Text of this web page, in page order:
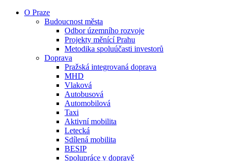
O Praze
Budoucnost města
Odbor územního rozvoje
Projekty měnící Prahu
Metodika spoluúčasti investorů
Doprava
Pražská integrovaná doprava
MHD
Vlaková
Autobusová
Automobilová
Taxi
Aktivní mobilita
Letecká
Sdílená mobilita
BESIP
Spolupráce v dopravě